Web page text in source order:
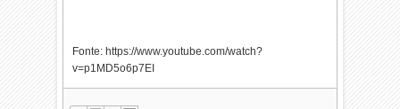
Fonte: https://www.youtube.com/watch?
v=p1MD5o6p7EI